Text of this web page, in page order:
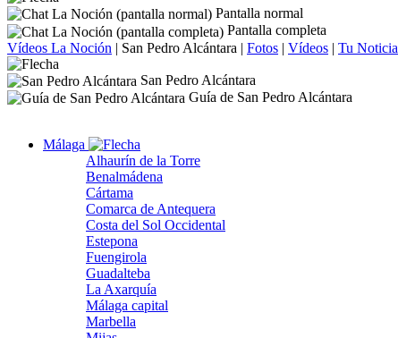
Pantalla normal
Pantalla completa
Vídeos La Noción | San Pedro Alcántara | Fotos | Vídeos | Tu Noticia
San Pedro Alcántara
Guía de San Pedro Alcántara
Málaga
Alhaurín de la Torre
Benalmádena
Cártama
Comarca de Antequera
Costa del Sol Occidental
Estepona
Fuengirola
Guadalteba
La Axarquía
Málaga capital
Marbella